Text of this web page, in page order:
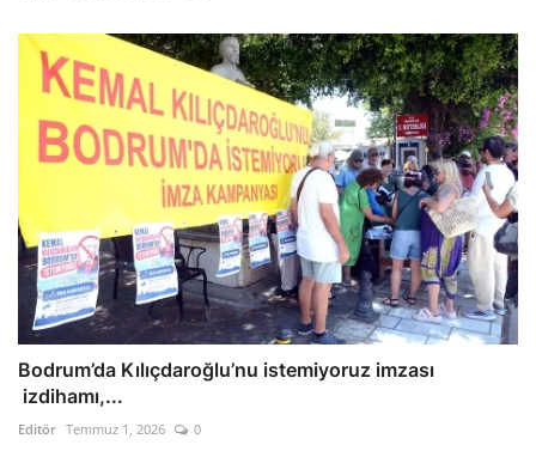
Bodrum’da Kılıçdaroğlu’nu istemiyoruz imzası
izdihamı,...
Editör Temmuz 1, 2026 0